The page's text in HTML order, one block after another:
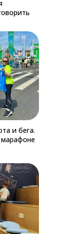
и бега.
марафоне